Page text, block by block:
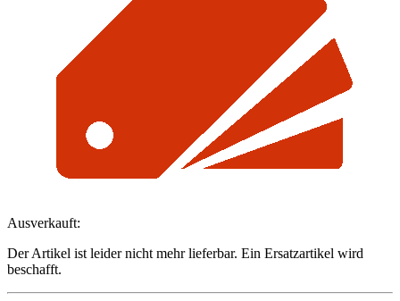
Ausverkauft:
Der Artikel ist leider nicht mehr lieferbar. Ein Ersatzartikel wird
beschafft.